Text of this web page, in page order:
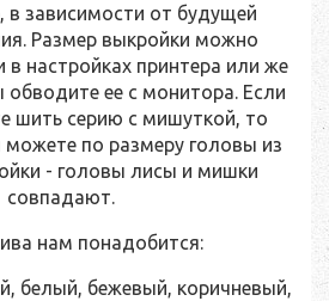
в зависимости от будущей
Размер выкройки можно
в настройках принтера или же
обводите ее с монитора. Если
шить серию с мишуткой, то
можете по размеру головы из
- головы лисы и мишки
совпадают.
нам понадобится:
белый, бежевый, коричневый,